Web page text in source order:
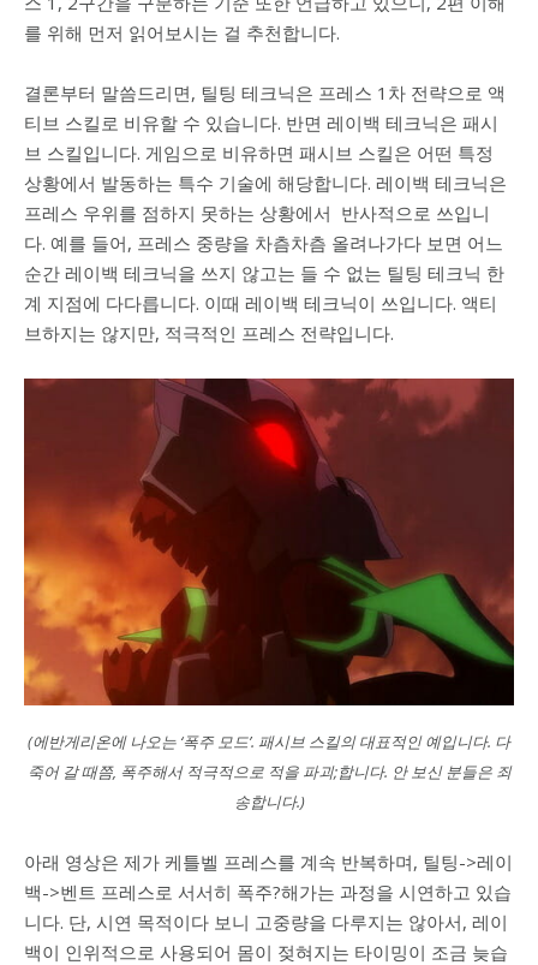
를 위해 먼저 읽어보시는 걸 추천합니다.
결론부터 말씀드리면, 틸팅 테크닉은 프레스 1차 전략으로 액
티브 스킬로 비유할 수 있습니다. 반면 레이백 테크닉은 패시
브 스킬입니다. 게임으로 비유하면 패시브 스킬은 어떤 특정
상황에서 발동하는 특수 기술에 해당합니다. 레이백 테크닉은
프레스 우위를 점하지 못하는 상황에서 반사적으로 쓰입니
다. 예를 들어, 프레스 중량을 차츰차츰 올려나가다 보면 어느
순간 레이백 테크닉을 쓰지 않고는 들 수 없는 틸팅 테크닉 한
계 지점에 다다릅니다. 이때 레이백 테크닉이 쓰입니다. 액티
브하지는 않지만, 적극적인 프레스 전략입니다.
(에반게리온에 나오는 ‘폭주 모드’. 패시브 스킬의 대표적인 예입니다. 다
죽어 갈 때쯤, 폭주해서 적극적으로 적을 파괴;합니다. 안 보신 분들은 죄
송합니다.)
아래 영상은 제가 케틀벨 프레스를 계속 반복하며, 틸팅->레이
백->벤트 프레스로 서서히 폭주?해가는 과정을 시연하고 있습
니다. 단, 시연 목적이다 보니 고중량을 다루지는 않아서, 레이
백이 인위적으로 사용되어 몸이 젖혀지는 타이밍이 조금 늦습